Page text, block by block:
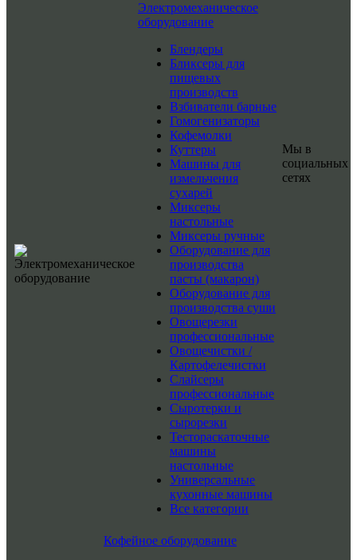
Электромеханическое
оборудование
Блендеры
Бликсеры для
пищевых
производств
Взбиватели барные
Гомогенизаторы
Кофемолки
Куттеры
Машины для
измельчения
сухарей
Миксеры
настольные
Миксеры ручные
Оборудование для
производства
пасты (макарон)
Оборудование для
производства суши
Овощерезки
профессиональные
Овощечистки /
Картофелечистки
Слайсеры
профессиональные
Сыротерки и
сырорезки
Тестораскаточные
машины
настольные
Универсальные
кухонные машины
Все категории
Кофейное оборудование
Мы в
социальных
сетях